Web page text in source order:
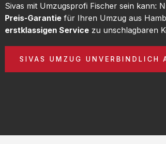
Sivas mit Umzugsprofi Fischer sein kann:
Preis-Garantie für Ihren Umzug aus
erstklassigen Service zu unschlagbaren
SIVAS UMZUG UNVERBINDLICH